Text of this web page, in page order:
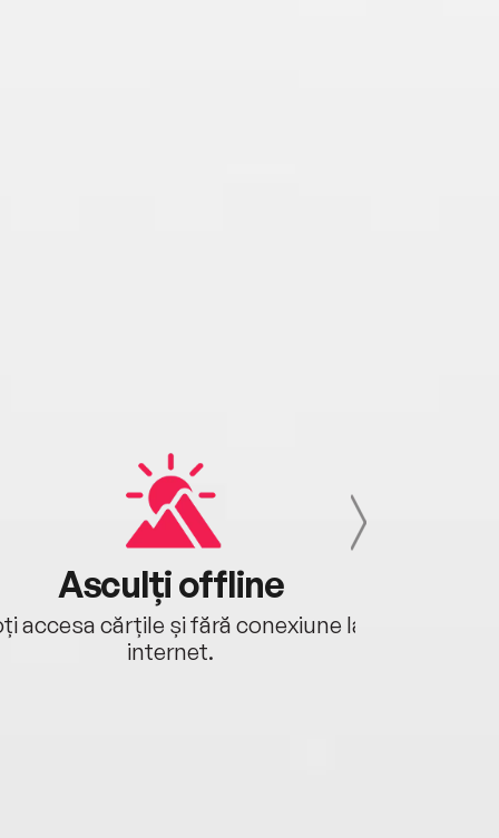
Asculți offline
accesa cărțile și fără conexiune la
internet.